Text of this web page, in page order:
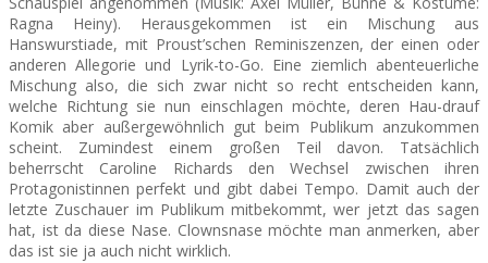
Ragna Heiny). Herausgekommen ist ein Mischung aus
Hanswurstiade, mit Proust’schen Reminiszenzen, der einen oder
anderen Allegorie und Lyrik-to-Go. Eine ziemlich abenteuerliche
Mischung also, die sich zwar nicht so recht entscheiden kann,
welche Richtung sie nun einschlagen möchte, deren Hau-drauf
Komik aber außergewöhnlich gut beim Publikum anzukommen
scheint. Zumindest einem großen Teil davon. Tatsächlich
beherrscht Caroline Richards den Wechsel zwischen ihren
Protagonistinnen perfekt und gibt dabei Tempo. Damit auch der
letzte Zuschauer im Publikum mitbekommt, wer jetzt das sagen
hat, ist da diese Nase. Clownsnase möchte man anmerken, aber
das ist sie ja auch nicht wirklich.